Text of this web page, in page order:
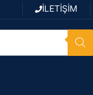
İLETİŞİM